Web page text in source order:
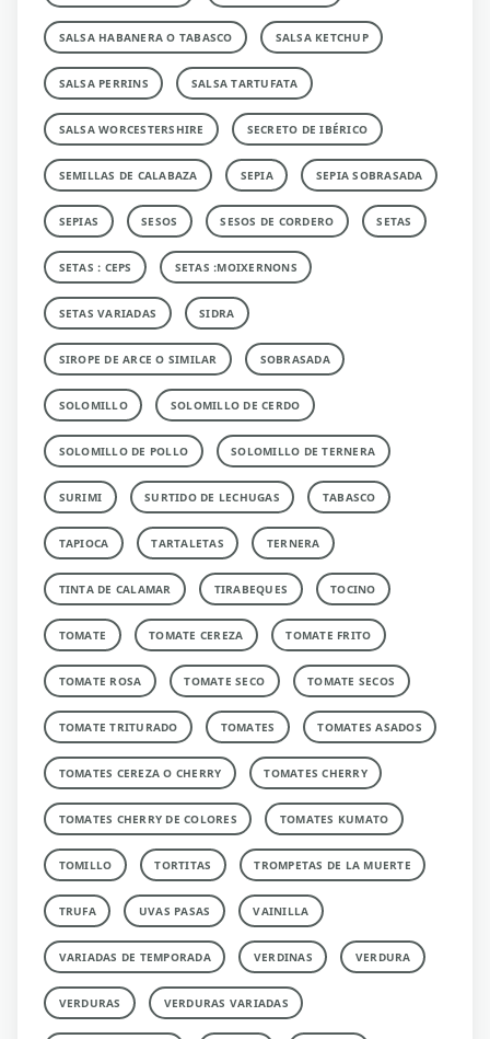
SALSA HABANERA O TABASCO SALSA KETCHUP
SALSA PERRINS SALSA TARTUFATA
SALSA WORCESTERSHIRE SECRETO DE IBÉRICO
SEMILLAS DE CALABAZA SEPIA SEPIA SOBRASADA
SEPIAS SESOS SESOS DE CORDERO SETAS
SETAS : CEPS SETAS :MOIXERNONS
SETAS VARIADAS SIDRA
SIROPE DE ARCE O SIMILAR SOBRASADA
SOLOMILLO SOLOMILLO DE CERDO
SOLOMILLO DE POLLO SOLOMILLO DE TERNERA
SURIMI SURTIDO DE LECHUGAS TABASCO
TAPIOCA TARTALETAS TERNERA
TINTA DE CALAMAR TIRABEQUES TOCINO
TOMATE TOMATE CEREZA TOMATE FRITO
TOMATE ROSA TOMATE SECO TOMATE SECOS
TOMATE TRITURADO TOMATES TOMATES ASADOS
TOMATES CEREZA O CHERRY TOMATES CHERRY
TOMATES CHERRY DE COLORES TOMATES KUMATO
TOMILLO TORTITAS TROMPETAS DE LA MUERTE
TRUFA UVAS PASAS VAINILLA
VARIADAS DE TEMPORADA VERDINAS VERDURA
VERDURAS VERDURAS VARIADAS